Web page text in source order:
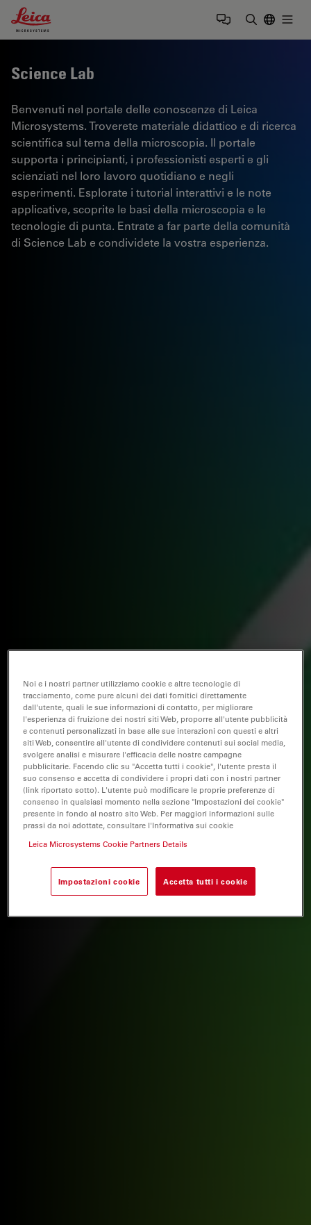
Leica Microsystems Logo
Science Lab
Benvenuti nel portale delle conoscenze di Leica
Microsystems. Troverete materiale didattico e di ricerca
scientifica sul tema della microscopia. Il portale
supporta i principianti, i professionisti esperti e gli
scienziati nel loro lavoro quotidiano e negli
esperimenti. Esplorate i tutorial interattivi e le note
applicative, scoprite le basi della microscopia e le
tecnologie di punta. Entrate a far parte della comunità
di Science Lab e condividete la vostra esperienza.
Noi e i nostri partner utilizziamo cookie e altre tecnologie di
tracciamento, come pure alcuni dei dati fornitici direttamente
dall'utente, quali le sue informazioni di contatto, per migliorare
l'esperienza di fruizione dei nostri siti Web, proporre all'utente pubblicità
e contenuti personalizzati in base alle sue interazioni con questi e altri
siti Web, consentire all'utente di condividere contenuti sui social media,
svolgere analisi e misurare l'efficacia delle nostre campagne
pubblicitarie. Facendo clic su "Accetta tutti i cookie", l'utente presta il
suo consenso e accetta di condividere i propri dati con i nostri partner
(link riportato sotto). L'utente può modificare le proprie preferenze di
consenso in qualsiasi momento nella sezione "Impostazioni dei cookie"
presente in fondo al nostro sito Web. Per maggiori informazioni sulle
prassi da noi adottate, consultare l'Informativa sui cookie
Leica Microsystems Cookie Partners Details
Impostazioni cookie Accetta tutti i cookie